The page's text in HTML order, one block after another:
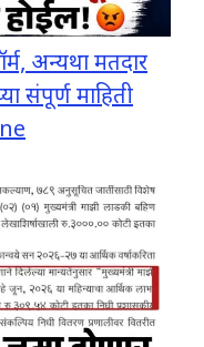
अन्यथा मतदार
संपूर्ण माहिती